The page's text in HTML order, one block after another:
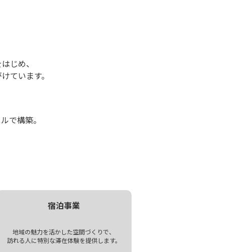
じめ、
ています。
で構築。
宿泊事業
地域の魅力を活かした空間づくりで、
訪れる人に特別な滞在体験を提供します。